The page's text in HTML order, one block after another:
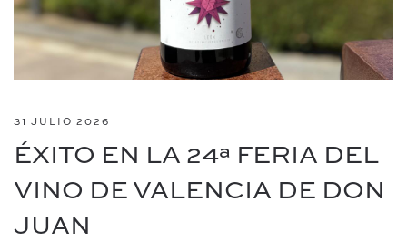
31 JULIO 2026
ÉXITO EN LA 24ª FERIA DEL
VINO DE VALENCIA DE DON
JUAN